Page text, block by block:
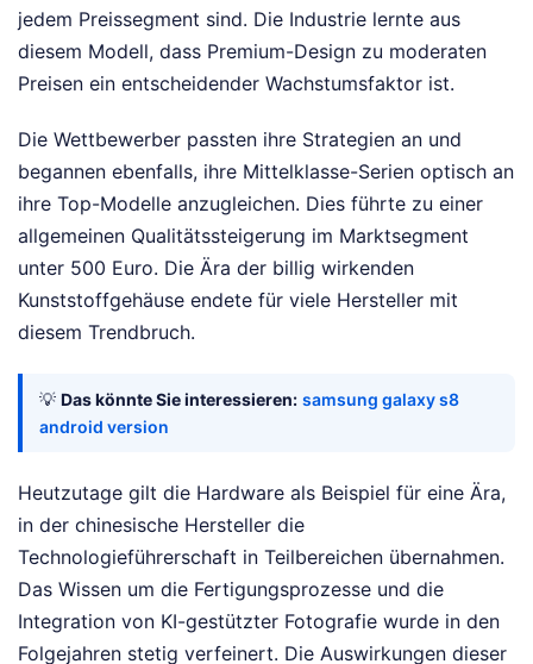
jedem Preissegment sind. Die Industrie lernte aus
diesem Modell, dass Premium-Design zu moderaten
Preisen ein entscheidender Wachstumsfaktor ist.
Die Wettbewerber passten ihre Strategien an und
begannen ebenfalls, ihre Mittelklasse-Serien optisch an
ihre Top-Modelle anzugleichen. Dies führte zu einer
allgemeinen Qualitätssteigerung im Marktsegment
unter 500 Euro. Die Ära der billig wirkenden
Kunststoffgehäuse endete für viele Hersteller mit
diesem Trendbruch.
💡 Das könnte Sie interessieren: samsung galaxy s8
android version
Heutzutage gilt die Hardware als Beispiel für eine Ära,
in der chinesische Hersteller die
Technologieführerschaft in Teilbereichen übernahmen.
Das Wissen um die Fertigungsprozesse und die
Integration von KI-gestützter Fotografie wurde in den
Folgejahren stetig verfeinert. Die Auswirkungen dieser